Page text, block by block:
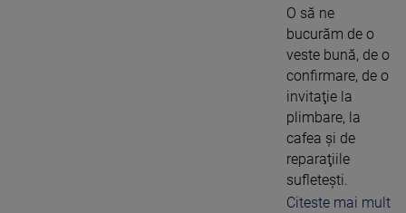
O să ne
bucurăm de o
veste bună, de o
confirmare, de o
invitaţie la
plimbare, la
cafea şi de
reparaţiile
sufleteşti.
Citeste mai mult